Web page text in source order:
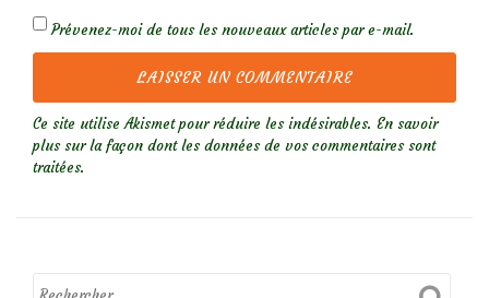
Prévenez-moi de tous les nouveaux articles par e-mail.
Ce site utilise Akismet pour réduire les indésirables. En savoir
plus sur la façon dont les données de vos commentaires sont
traitées.